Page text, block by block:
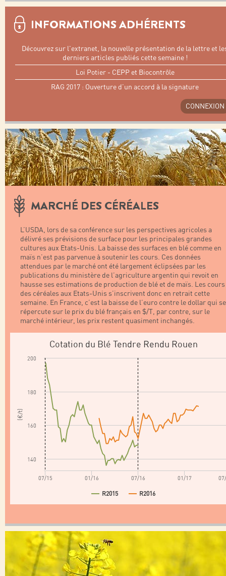
INFORMATIONS ADHÉRENTS
Découvrez sur l'extranet, la nouvelle présentation de la lettre et
derniers articles publiés cette semaine !
Loi Potier - CEPP et Biocontrôle
RAG 2017 : Ouverture d’un accord à la signature
CONNEXION
MARCHÉ DES CÉRÉALES
L’USDA, lors de sa conférence sur les perspectives agricoles a
délivré ses prévisions de surface pour les principales grandes
cultures aux Etats-Unis. La baisse des surfaces en blé comme en
maïs n’est pas parvenue à soutenir les cours. Ces données
attendues par le marché ont été largement éclipsées par les
publications du ministère de l’agriculture argentin qui revoit en
hausse ses estimations de production de blé et de maïs. Les cours
des céréales aux Etats-Unis s’inscrivent donc en retrait cette
semaine. En France, c’est la baisse de l’euro contre le dollar qui se
répercute sur le prix du blé français en $/T, par contre, sur le
marché intérieur, les prix restent quasiment inchangés.
(€/t)
Cotation du Blé Tendre Rendu Rouen
R2015 R2016
07/15 01/16 07/16 01/17
140
160
180
200